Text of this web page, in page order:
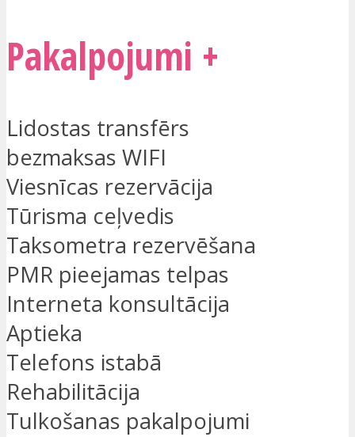
Pakalpojumi +
Lidostas transfērs
bezmaksas WIFI
Viesnīcas rezervācija
Tūrisma ceļvedis
Taksometra rezervēšana
PMR pieejamas telpas
Interneta konsultācija
Aptieka
Telefons istabā
Rehabilitācija
Tulkošanas pakalpojumi